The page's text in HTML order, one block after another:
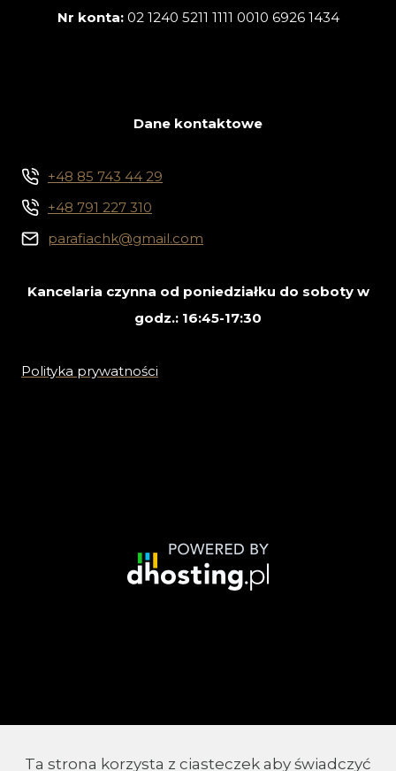
Nr konta: 02 1240 5211 1111 0010 6926 1434
Dane kontaktowe
+48 85 743 44 29
+48 791 227 310
parafiachk@gmail.com
Kancelaria czynna od poniedziałku do soboty w
godz.: 16:45-17:30
Polityka prywatności
Ta strona korzysta z ciasteczek aby świadczyć